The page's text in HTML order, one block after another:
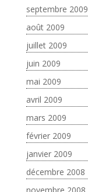
septembre 2009
août 2009
juillet 2009
juin 2009
mai 2009
avril 2009
mars 2009
février 2009
janvier 2009
décembre 2008